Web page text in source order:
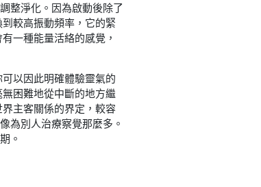
整淨化。因為啟動後除了
較高振動頻率，它的緊
一種能量活絡的感覺，
以因此明確體驗靈氣的
困難地從中斷的地方繼
主客關係的界定，較容
為別人治療察覺那麼多。
。